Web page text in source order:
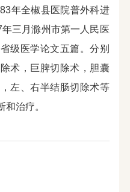
年全椒县医院普外科进
三月滁州市第一人民医
级医学论文五篇。分别
术，巨脾切除术，胆囊
左、右半结肠切除术等
治疗。